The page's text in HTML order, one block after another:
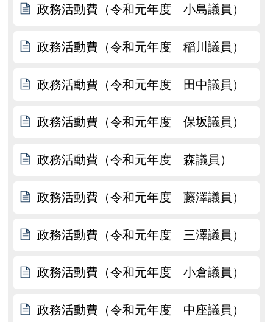
政務活動費（令和元年度 小島議員）
政務活動費（令和元年度 稲川議員）
政務活動費（令和元年度 田中議員）
政務活動費（令和元年度 保坂議員）
政務活動費（令和元年度 森議員）
政務活動費（令和元年度 藤澤議員）
政務活動費（令和元年度 三澤議員）
政務活動費（令和元年度 小倉議員）
政務活動費（令和元年度 中座議員）